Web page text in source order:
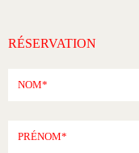
RÉSERVATION